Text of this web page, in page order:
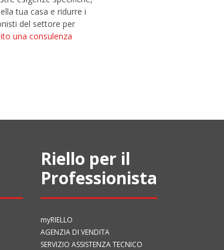
tua casa e ridurre i
del settore per
una consulenza
Riello per il
Professionista
myRIELLO
AGENZIA DI VENDITA
SERVIZIO ASSISTENZA TECNICO